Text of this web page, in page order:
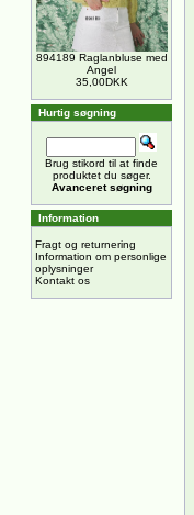
894189 Raglanbluse med
Angel
35,00DKK
Hurtig søgning
Brug stikord til at finde
produktet du søger.
Avanceret søgning
Information
Fragt og returnering
Information om personlige
oplysninger
Kontakt os